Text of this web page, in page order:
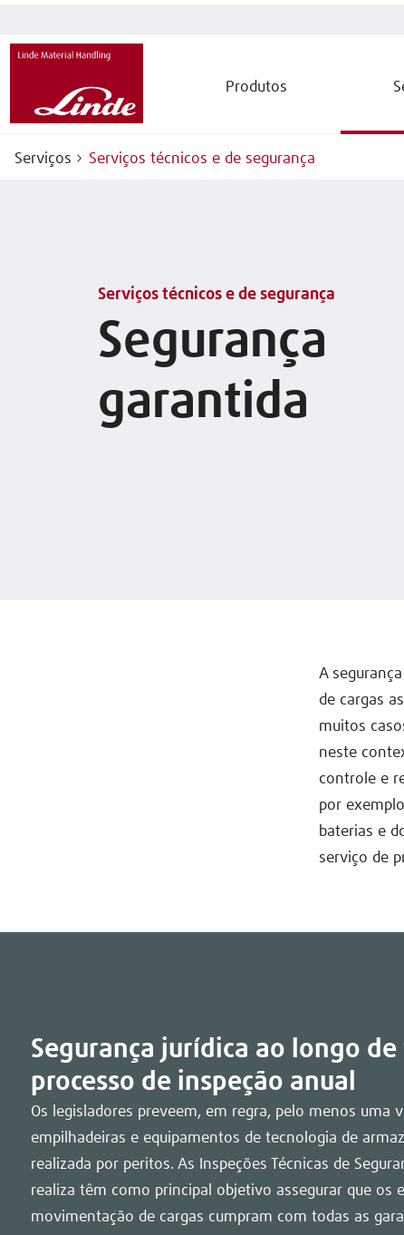
Produtos
Serviços Serviços técnicos e de segurança
Serviços técnicos e de segurança
Segurança
garantida
A
de cargas
muitos
neste
controle e
por
baterias e
serviço de
Segurança jurídica ao longo
processo de inspeção anual
Os legisladores preveem, em regra, pelo menos uma
empilhadeiras e equipamentos de tecnologia de
realizada por peritos. As Inspeções Técnicas de
realiza têm como principal objetivo assegurar que os
movimentação de cargas cumpram com todas as